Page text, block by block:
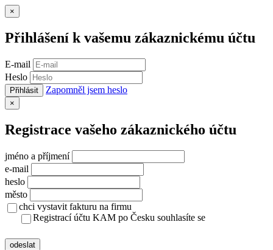
×
Přihlášení k vašemu zákaznickému účtu
E-mail
Heslo
Přihlásit Zapomněl jsem heslo
×
Registrace vašeho zákaznického účtu
jméno a příjmení
e-mail
heslo
město
chci vystavit fakturu na firmu
Registrací účtu KAM po Česku souhlasíte se
odeslat